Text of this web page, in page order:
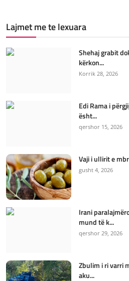
Lajmet me te lexuara
Shehaj grabit
kërkon...
Korrik 28, 2026
Edi Rama i
ësht...
qershor 15, 2026
Vaji i ullirit e
gusht 4, 2026
Irani
mund të k...
qershor 29, 2026
Zbulim i ri varri
aku...